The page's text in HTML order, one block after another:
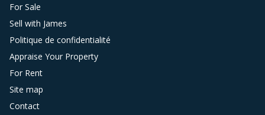
For Sale
Sell with James
Politique de confidentialité
Appraise Your Property
For Rent
Site map
Contact